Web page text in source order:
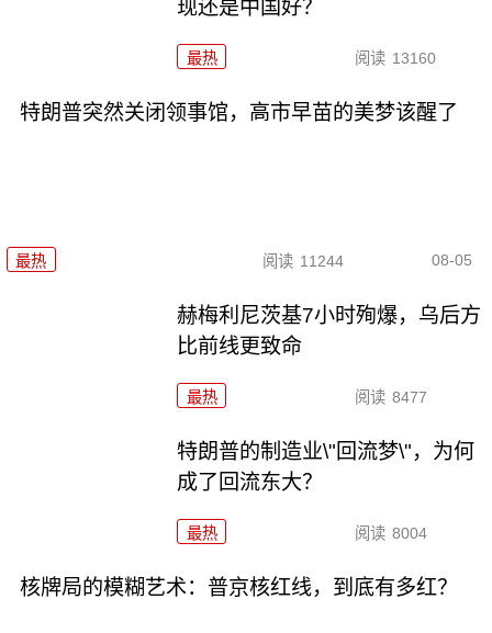
现还是中国好？
最热 阅读 13160
特朗普突然关闭领事馆，高市早苗的美梦该醒了
最热 阅读 11244 08-05
赫梅利尼茨基7小时殉爆，乌后方
比前线更致命
最热 阅读 8477
特朗普的制造业\"回流梦\"，为何
成了回流东大？
最热 阅读 8004
核牌局的模糊艺术：普京核红线，到底有多红？